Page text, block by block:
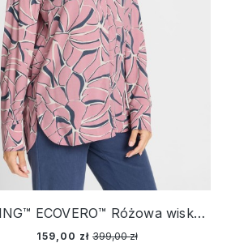
LENZING™ ECOVERO™ Różowa wiskozowa koszula damska ze wzorem – Vintage Romance
159,00 zł 399,00 zł